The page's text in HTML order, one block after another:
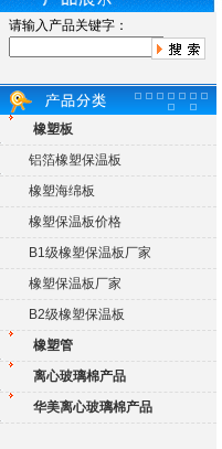
请输入产品关键字：
橡塑板
铝箔橡塑保温板
橡塑海绵板
橡塑保温板价格
B1级橡塑保温板厂家
橡塑保温板厂家
B2级橡塑保温板
橡塑管
离心玻璃棉产品
华美离心玻璃棉产品